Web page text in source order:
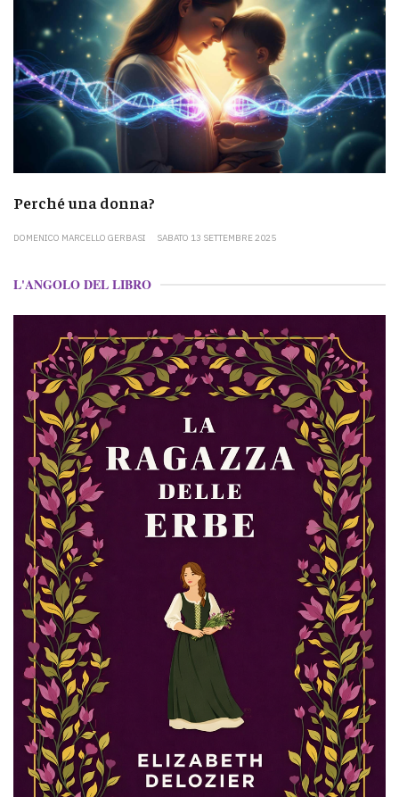
Perché una donna?
DOMENICO MARCELLO GERBASI SABATO 13 SETTEMBRE 2025
L'ANGOLO DEL LIBRO